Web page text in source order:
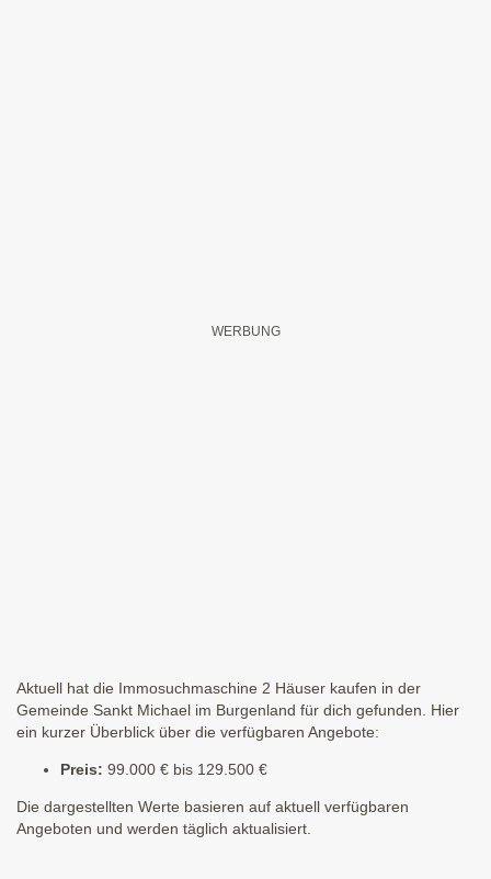
Aktuell hat die Immosuchmaschine 2 Häuser kaufen in der
Gemeinde Sankt Michael im Burgenland für dich gefunden. Hier
ein kurzer Überblick über die verfügbaren Angebote:
Preis: 99.000 € bis 129.500 €
Die dargestellten Werte basieren auf aktuell verfügbaren
Angeboten und werden täglich aktualisiert.